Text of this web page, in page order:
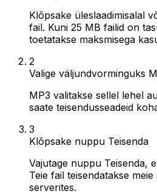
Klõpsake üleslaadimisalal
fail. Kuni 25 MB failid on
toetatakse maksmisega
2
Valige väljundvorminguks
MP3 valitakse sellel lehel
saate teisendusseadeid
3
Klõpsake nuppu Teisenda
Vajutage nuppu Teisenda,
Teie fail teisendatakse
serverites.